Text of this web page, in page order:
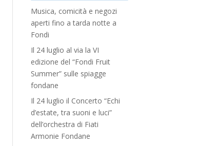
Musica, comicità e negozi
aperti fino a tarda notte a
Fondi
Il 24 luglio al via la VI
edizione del “Fondi Fruit
Summer” sulle spiagge
fondane
Il 24 luglio il Concerto “Echi
d’estate, tra suoni e luci”
dell’orchestra di Fiati
Armonie Fondane